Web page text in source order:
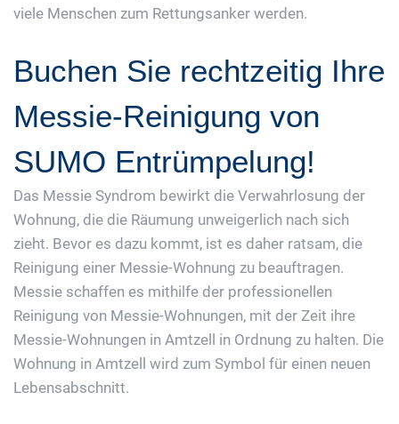
viele Menschen zum Rettungsanker werden.
Buchen Sie rechtzeitig Ihre
Messie-Reinigung von
SUMO Entrümpelung!
Das Messie Syndrom bewirkt die Verwahrlosung der
Wohnung, die die Räumung unweigerlich nach sich
zieht. Bevor es dazu kommt, ist es daher ratsam, die
Reinigung einer Messie-Wohnung zu beauftragen.
Messie schaffen es mithilfe der professionellen
Reinigung von Messie-Wohnungen, mit der Zeit ihre
Messie-Wohnungen in Amtzell in Ordnung zu halten. Die
Wohnung in Amtzell wird zum Symbol für einen neuen
Lebensabschnitt.